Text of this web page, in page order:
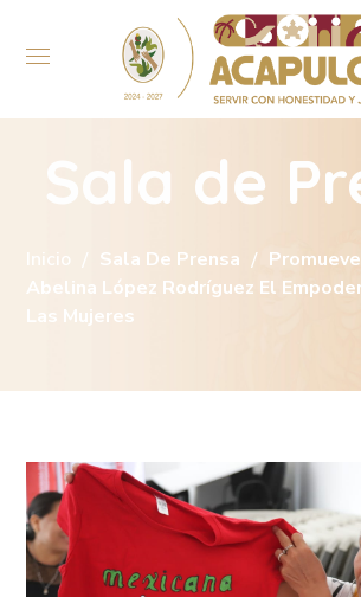
Sala de
Inicio Sala De Prensa
Abelina López Rodríguez El
Las Mujeres